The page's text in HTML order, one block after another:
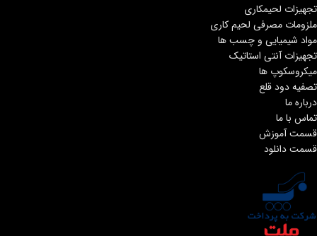
تجهیزات لحیمکاری
ملزومات مصرفی لحیم کاری
مواد شیمیایی و چسب ها
تجهیزات آنتی استاتیک
میکروسکوپ ها
تصفیه دود قلع
درباره ما
تماس با ما
قسمت آموزش
قسمت دانلود